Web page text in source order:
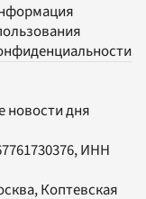
новости дня
ИНН
Коптевская